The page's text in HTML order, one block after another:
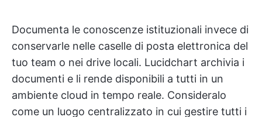
Documenta le conoscenze istituzionali invece di
conservarle nelle caselle di posta elettronica del
tuo team o nei drive locali. Lucidchart archivia i
documenti e li rende disponibili a tutti in un
ambiente cloud in tempo reale. Consideralo
come un luogo centralizzato in cui gestire tutti i